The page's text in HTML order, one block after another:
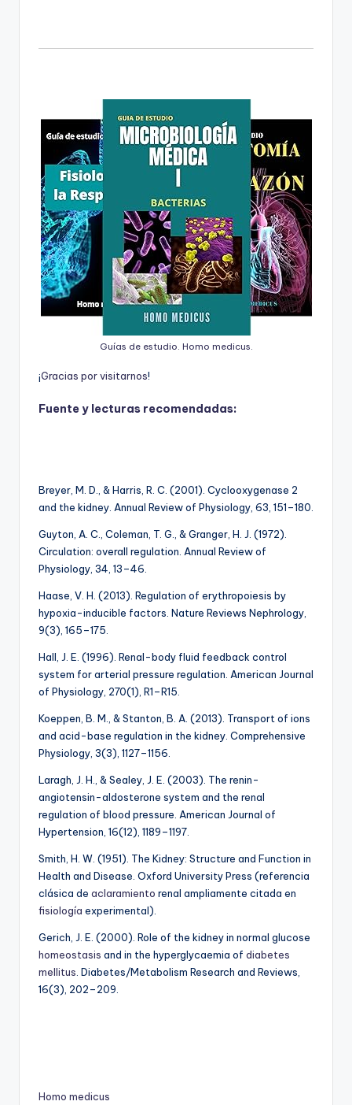
Guías de estudio. Homo medicus.
¡Gracias porvisitarnos!
Fuente y lecturas recomendadas:
Breyer, M. D., & Harris, R. C. (2001). Cyclooxygenase 2
and the kidney. Annual Review of Physiology, 63, 151–180.
Guyton, A. C., Coleman, T. G., & Granger, H. J. (1972).
Circulation: overall regulation. Annual Review of
Physiology, 34, 13–46.
Haase, V. H. (2013). Regulation of erythropoiesis by
hypoxia-inducible factors. Nature Reviews Nephrology,
9(3), 165–175.
Hall, J. E. (1996). Renal-body fluid feedback control
system for arterial pressure regulation. American Journal
of Physiology, 270(1), R1–R15.
Koeppen, B. M., & Stanton, B. A. (2013). Transport of ions
and acid-base regulation in the kidney. Comprehensive
Physiology, 3(3), 1127–1156.
Laragh, J. H., & Sealey, J. E. (2003). The renin-
angiotensin-aldosterone system and the renal
regulation of blood pressure. American Journal of
Hypertension, 16(12), 1189–1197.
Smith, H. W. (1951). The Kidney: Structure and Function in
Health and Disease. Oxford University Press (referencia
clásica de aclaramiento renal ampliamente citada en
fisiología experimental).
Gerich, J. E. (2000). Role of the kidney in normal glucose
homeostasis and in the hyperglycaemia of diabetes
mellitus . Diabetes/Metabolism Research and Reviews,
16(3), 202–209.
Homo medicus